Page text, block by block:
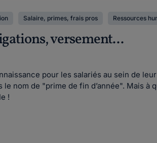
Salaire, primes, frais pros Ressources
versement...
pour les salariés au sein de
nom de "prime de fin d’année". Mais à
!